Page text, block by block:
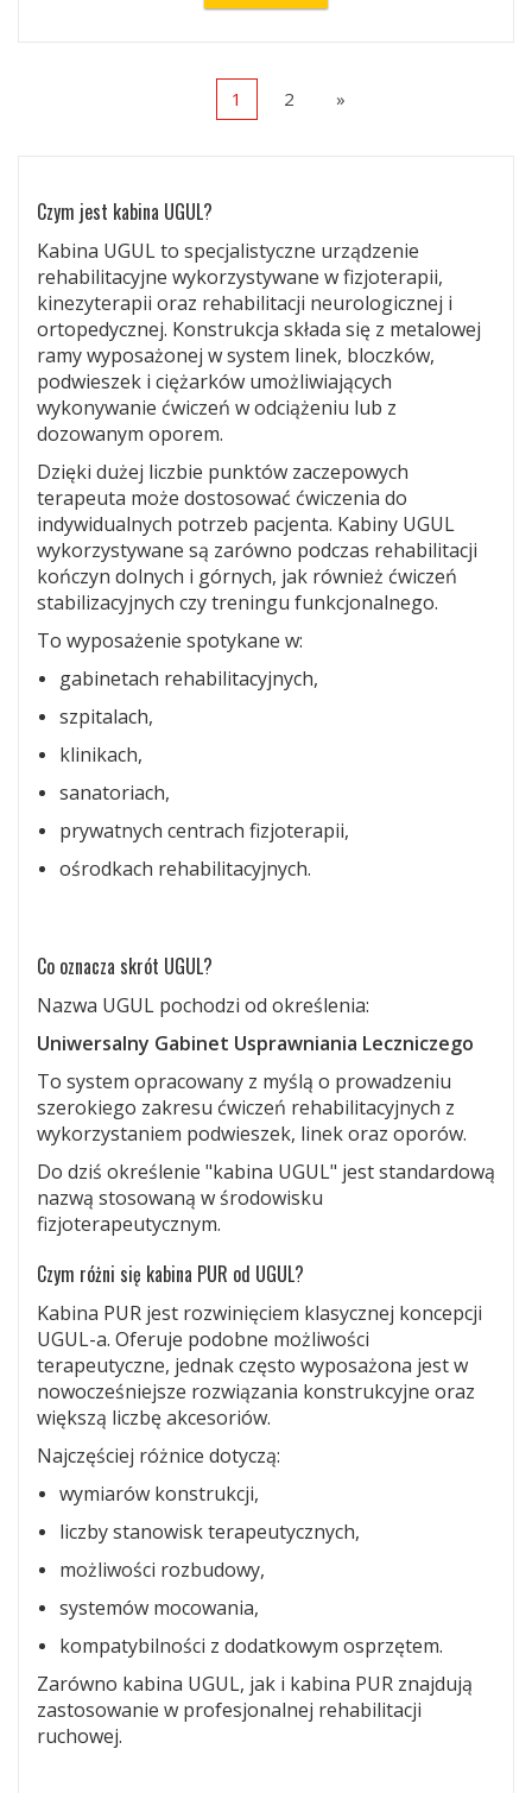
1 2 »
Czym jest kabina UGUL?
Kabina UGUL to specjalistyczne urządzenie
rehabilitacyjne wykorzystywane w fizjoterapii,
kinezyterapii oraz rehabilitacji neurologicznej i
ortopedycznej. Konstrukcja składa się z metalowej
ramy wyposażonej w system linek, bloczków,
podwieszek i ciężarków umożliwiających
wykonywanie ćwiczeń w odciążeniu lub z
dozowanym oporem.
Dzięki dużej liczbie punktów zaczepowych
terapeuta może dostosować ćwiczenia do
indywidualnych potrzeb pacjenta. Kabiny UGUL
wykorzystywane są zarówno podczas rehabilitacji
kończyn dolnych i górnych, jak również ćwiczeń
stabilizacyjnych czy treningu funkcjonalnego.
To wyposażenie spotykane w:
gabinetach rehabilitacyjnych,
szpitalach,
klinikach,
sanatoriach,
prywatnych centrach fizjoterapii,
ośrodkach rehabilitacyjnych.
Co oznacza skrót UGUL?
Nazwa UGUL pochodzi od określenia:
Uniwersalny Gabinet Usprawniania Leczniczego
To system opracowany z myślą o prowadzeniu
szerokiego zakresu ćwiczeń rehabilitacyjnych z
wykorzystaniem podwieszek, linek oraz oporów.
Do dziś określenie "kabina UGUL" jest standardową
nazwą stosowaną w środowisku
fizjoterapeutycznym.
Czym różni się kabina PUR od UGUL?
Kabina PUR jest rozwinięciem klasycznej koncepcji
UGUL-a. Oferuje podobne możliwości
terapeutyczne, jednak często wyposażona jest w
nowocześniejsze rozwiązania konstrukcyjne oraz
większą liczbę akcesoriów.
Najczęściej różnice dotyczą:
wymiarów konstrukcji,
liczby stanowisk terapeutycznych,
możliwości rozbudowy,
systemów mocowania,
kompatybilności z dodatkowym osprzętem.
Zarówno kabina UGUL, jak i kabina PUR znajdują
zastosowanie w profesjonalnej rehabilitacji
ruchowej.